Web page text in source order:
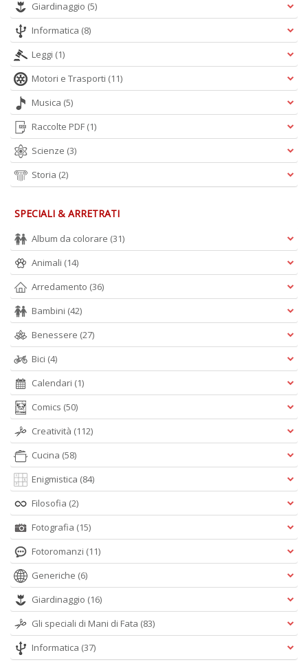
Giardinaggio (5)
Informatica (8)
Leggi (1)
Motori e Trasporti (11)
Musica (5)
Raccolte PDF (1)
Scienze (3)
Storia (2)
SPECIALI & ARRETRATI
Album da colorare (31)
Animali (14)
Arredamento (36)
Bambini (42)
Benessere (27)
Bici (4)
Calendari (1)
Comics (50)
Creatività (112)
Cucina (58)
Enigmistica (84)
Filosofia (2)
Fotografia (15)
Fotoromanzi (11)
Generiche (6)
Giardinaggio (16)
Gli speciali di Mani di Fata (83)
Informatica (37)